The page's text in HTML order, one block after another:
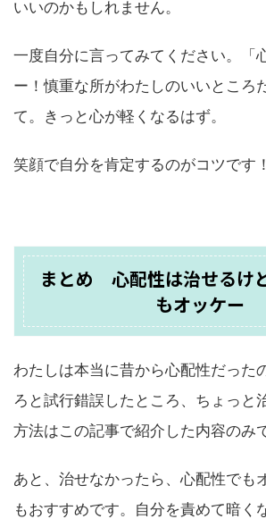
いいのかもしれません。
一度自分に言ってみてください。「
ー！慎重な所がわたしのいいところ
て。きっと心が軽くなるはず。
笑顔で自分を肯定するのがコツです！
まとめ 心配性は治せるけ
もオッケー
わたしは本当に昔から心配性だった
ろと試行錯誤したところ、ちょっと
方法はこの記事で紹介した内容のみ
あと、治せなかったら、心配性でも
もおすすめです。自分を責めて暗く